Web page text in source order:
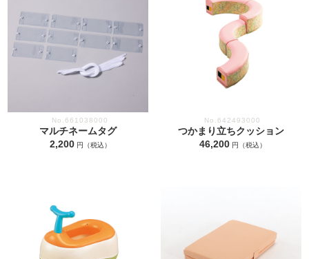
No.661038000
マルチネームタグ
2,200 円（税込）
No.642493000
つかまり立ちクッション
46,200 円（税込）